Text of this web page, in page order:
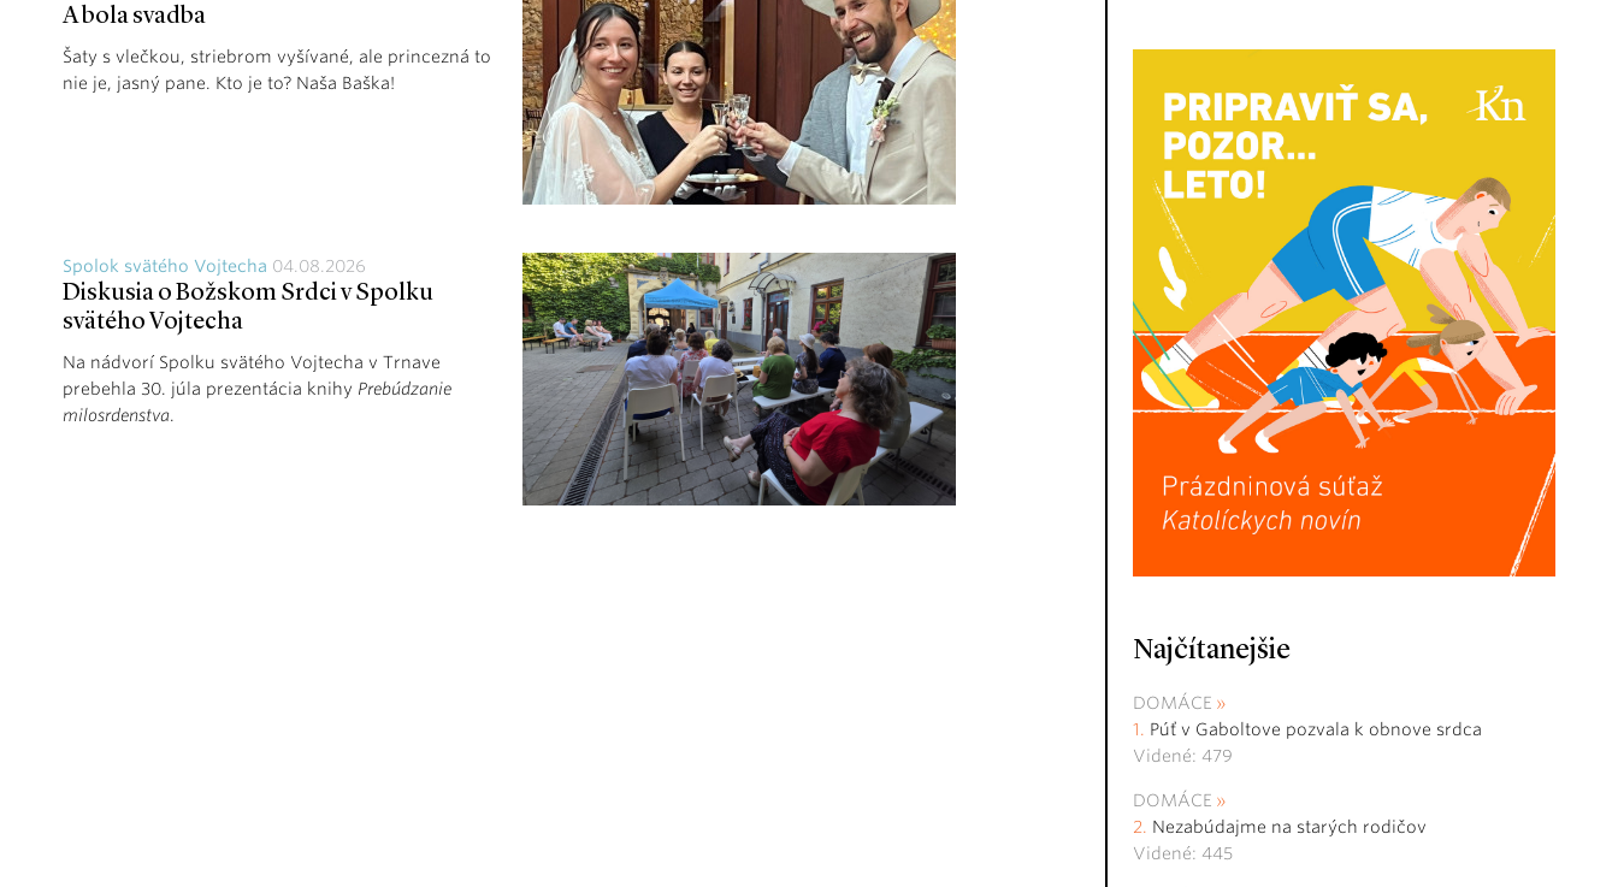
A bola svadba
Šaty s vlečkou, striebrom vyšívané, ale princezná to
nie je, jasný pane. Kto je to? Naša Baška!
Spolok svätého Vojtecha 04.08.2026
Diskusia o Božskom Srdci v Spolku
svätého Vojtecha
Na nádvorí Spolku svätého Vojtecha v Trnave
prebehla 30. júla prezentácia knihy Prebúdzanie
milosrdenstva.
Najčítanejšie
DOMÁCE
Púť v Gaboltove pozvala k obnove srdca
Videné: 479
DOMÁCE
Nezabúdajme na starých rodičov
Videné: 445